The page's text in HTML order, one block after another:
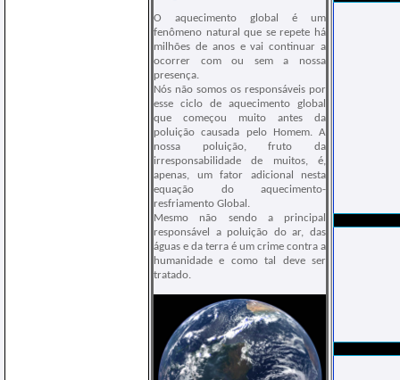
O aquecimento global é um
fenômeno natural que se repete há
milhões de anos e vai continuar a
ocorrer com ou sem a nossa
presença.
Nós não somos os responsáveis por
esse ciclo de aquecimento global
que começou muito antes da
poluição causada pelo Homem. A
nossa poluição, fruto da
irresponsabilidade de muitos, é,
apenas, um fator adicional nesta
equação do aquecimento-
resfriamento Global.
Mesmo não sendo a principal
responsável a poluição do ar, das
águas e da terra é um crime contra a
humanidade e como tal deve ser
tratado.